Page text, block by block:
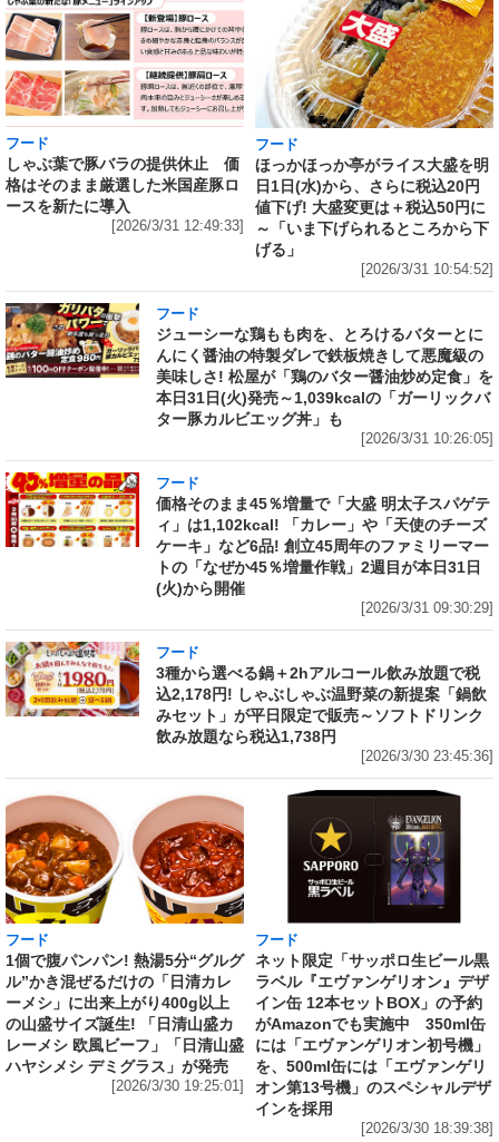
フード
しゃぶ葉で豚バラの提供休止 価
格はそのまま厳選した米国産豚ロ
ースを新たに導入
[2026/3/31 12:49:33]
フード
ほっかほっか亭がライス大盛を明
日1日(水)から、さらに税込20円
値下げ! 大盛変更は＋税込50円に
～「いま下げられるところから下
げる」
[2026/3/31 10:54:52]
フード
ジューシーな鶏もも肉を、とろけるバターとに
んにく醤油の特製ダレで鉄板焼きして悪魔級の
美味しさ! 松屋が「鶏のバター醤油炒め定食」を
本日31日(火)発売～1,039kcalの「ガーリックバ
ター豚カルビエッグ丼」も
[2026/3/31 10:26:05]
フード
価格そのまま45％増量で「大盛 明太子スパゲテ
ィ」は1,102kcal! 「カレー」や「天使のチーズ
ケーキ」など6品! 創立45周年のファミリーマー
トの「なぜか45％増量作戦」2週目が本日31日
(火)から開催
[2026/3/31 09:30:29]
フード
3種から選べる鍋＋2hアルコール飲み放題で税
込2,178円! しゃぶしゃぶ温野菜の新提案「鍋飲
みセット」が平日限定で販売～ソフトドリンク
飲み放題なら税込1,738円
[2026/3/30 23:45:36]
フード
1個で腹パンパン! 熱湯5分“グルグ
ル”かき混ぜるだけの「日清カレ
ーメシ」に出来上がり400g以上
の山盛サイズ誕生! 「日清山盛カ
レーメシ 欧風ビーフ」「日清山盛
ハヤシメシ デミグラス」が発売
[2026/3/30 19:25:01]
フード
ネット限定「サッポロ生ビール黒
ラベル『エヴァンゲリオン』デザ
イン缶 12本セットBOX」の予約
がAmazonでも実施中 350ml缶
には「エヴァンゲリオン初号機」
を、500ml缶には「エヴァンゲリ
オン第13号機」のスペシャルデザ
インを採用
[2026/3/30 18:39:38]